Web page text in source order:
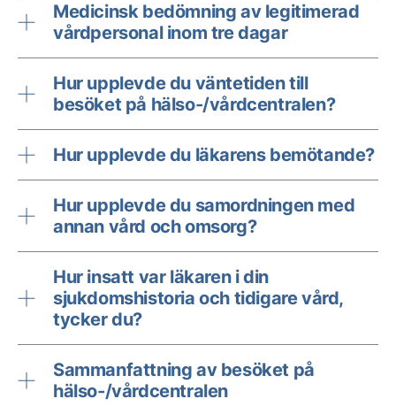
Medicinsk bedömning av legitimerad
vårdpersonal inom tre dagar
Hur upplevde du väntetiden till
besöket på hälso-/vårdcentralen?
Hur upplevde du läkarens bemötande?
Hur upplevde du samordningen med
annan vård och omsorg?
Hur insatt var läkaren i din
sjukdomshistoria och tidigare vård,
tycker du?
Sammanfattning av besöket på
hälso-/vårdcentralen